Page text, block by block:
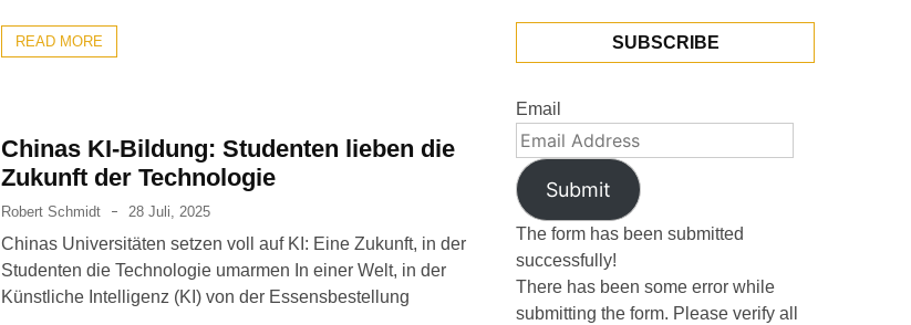
READ MORE
Chinas KI-Bildung: Studenten lieben die
Zukunft der Technologie
Robert Schmidt 28 Juli, 2025
Chinas Universitäten setzen voll auf KI: Eine Zukunft, in der
Studenten die Technologie umarmen In einer Welt, in der
Künstliche Intelligenz (KI) von der Essensbestellung
SUBSCRIBE
Email
Submit
The form has been submitted
successfully!
There has been some error while
submitting the form. Please verify all